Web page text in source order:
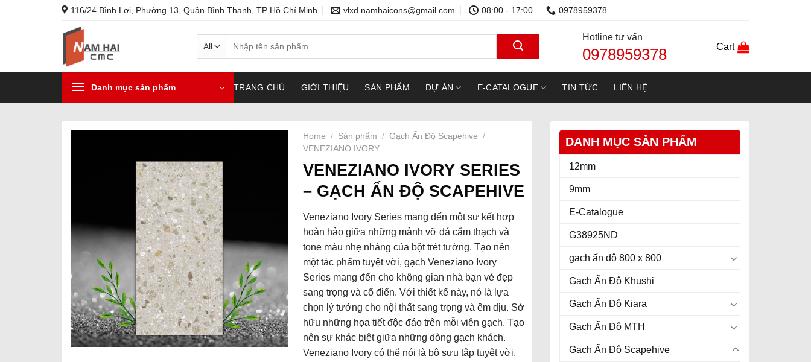
116/24 Bình Lợi, Phường 13, Quận Bình Thạnh, TP Hồ Chí Minh vlxd.namhaicons@gmail.com 08:00 - 17:00 0978959378
Search
for:
Hotline tư vấn
0978959378 Cart
Danh mục sản phẩm TRANG CHỦ GIỚI THIỆU SẢN PHẨM DỰ ÁN E-CATALOGUE TIN TỨC LIÊN HỆ
DANH MỤC SẢN PHẨM
12mm
9mm
E-Catalogue
G38925ND
gạch ấn độ 800 x 800
Gạch Ấn Độ Khushi
Gạch Ấn Độ Kiara
Gạch Ấn Độ MTH
Gạch Ấn Độ Scapehive
Home / Sản phẩm / Gạch Ấn Độ Scapehive
/
VENEZIANO IVORY
VENEZIANO IVORY SERIES
– GẠCH ẤN ĐỘ SCAPEHIVE
Veneziano Ivory Series mang đến một sự kết hợp
hoàn hảo giữa những mảnh vỡ đá cẩm thạch và
tone màu nhẹ nhàng của bột trét tường. Tạo nên
một tác phẩm tuyệt vời, gạch Veneziano Ivory
Series mang đến cho không gian nhà bạn vẻ đẹp
sang trọng và cổ điển. Với thiết kế này, nó là lựa
chọn lý tưởng cho nội thất sang trọng và êm dịu. Sở
hữu những họa tiết độc đáo trên mỗi viên gạch. Tạo
nên sự khác biệt giữa những dòng gạch khách.
Veneziano Ivory có thể nói là bộ sưu tập tuyệt vời,